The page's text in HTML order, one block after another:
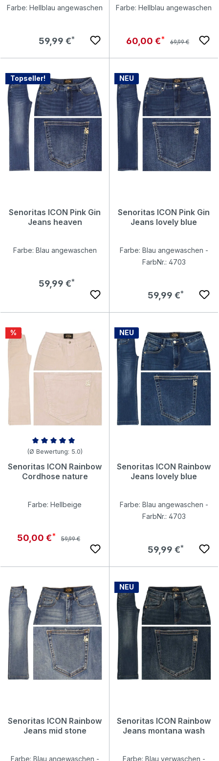
Farbe: Hellblau angewaschen
Regulärer Preis:
59,99 €
Farbe: Hellblau angewaschen
Verkaufspreis:
60,00 € Regulärer Preis:
69,99 €
Topseller!
Senoritas ICON Pink Gin
Jeans heaven
Farbe: Blau angewaschen
Regulärer Preis:
59,99 €
NEU
Senoritas ICON Pink Gin
Jeans lovely blue
Farbe: Blau angewaschen -
FarbNr.: 4703
Regulärer Preis:
59,99 €
Rabatt
%
Durchschnittliche Bewertung von 5 von 5 Sternen
(Ø Bewertung: 5.0)
Senoritas ICON Rainbow
Cordhose nature
Farbe: Hellbeige
Verkaufspreis:
50,00 € Regulärer Preis:
59,99 €
NEU
Senoritas ICON Rainbow
Jeans lovely blue
Farbe: Blau angewaschen -
FarbNr.: 4703
Regulärer Preis:
59,99 €
Senoritas ICON Rainbow
Jeans mid stone
Farbe: Blau angewaschen -
NEU
Senoritas ICON Rainbow
Jeans montana wash
Farbe: Blau verwaschen -